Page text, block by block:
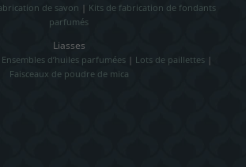
de savon | Kits de fabrication de fondants
parfumés
Liasses
Ensembles d’huiles parfumées| Lots de paillettes|
Faisceaux de poudre de mica